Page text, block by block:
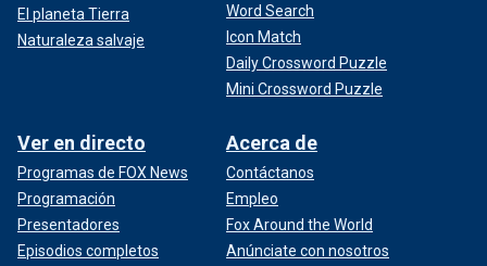
El planeta Tierra
Naturaleza salvaje
Word Search
Icon Match
Daily Crossword Puzzle
Mini Crossword Puzzle
Ver en directo
Programas de FOX News
Programación
Presentadores
Episodios completos
Acerca de
Contáctanos
Empleo
Fox Around the World
Anúnciate con nosotros